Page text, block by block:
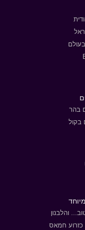
בהר
בקול
והלבנון
כזרוע חמאס